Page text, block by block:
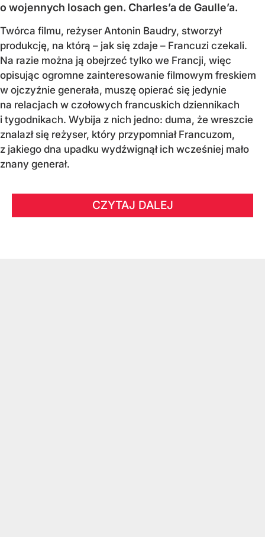
o wojennych losach gen. Charles’a de Gaulle’a.
Twórca filmu, reżyser Antonin Baudry, stworzył
produkcję, na którą – jak się zdaje – Francuzi czekali.
Na razie można ją obejrzeć tylko we Francji, więc
opisując ogromne zainteresowanie filmowym freskiem
w ojczyźnie generała, muszę opierać się jedynie
na relacjach w czołowych francuskich dziennikach
i tygodnikach. Wybija z nich jedno: duma, że wreszcie
znalazł się reżyser, który przypomniał Francuzom,
z jakiego dna upadku wydźwignął ich wcześniej mało
znany generał.
CZYTAJ DALEJ